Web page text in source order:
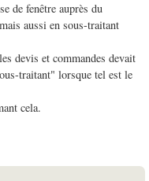
de fenêtre auprès du
aussi en sous-traitant
devis et commandes devait
traitant" lorsque tel est le
cela.